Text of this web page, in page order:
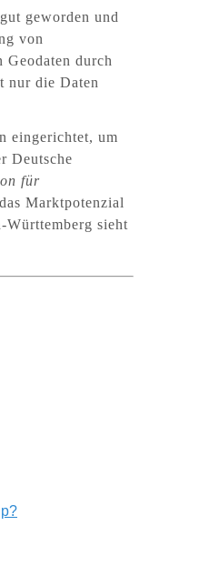
geworden und
von
durch
nur die Daten
eingerichtet, um
Deutsche
für
Marktpotenzial
sieht